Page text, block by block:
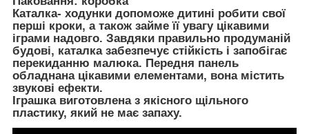
Каталка- ходунки допоможе дитині робити свої
перші кроки, а також займе її увагу цікавими
іграми надовго. Завдяки правильно продуманій
будові, каталка забезпечує стійкість і запобігає
перекиданню малюка. Передня панель
обладнана цікавими елементами, вона містить
звукові ефекти.
Іграшка виготовлена з якісного щільного
пластику, який не має запаху.